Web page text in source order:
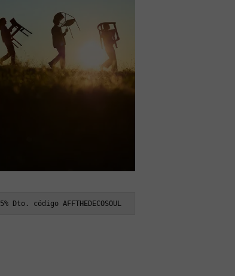
5% Dto. código AFFTHEDECOSOUL